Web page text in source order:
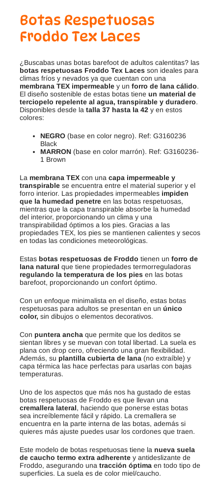
Botas Respetuosas
Froddo Tex Laces
¿Buscabas unas botas barefoot de adultos calentitas? las
botas respetuosas Froddo Tex Laces son ideales para
climas fríos y nevados ya que cuentan con una
membrana TEX impermeable y un forro de lana cálido.
El diseño sostenible de estas botas tiene un material de
terciopelo repelente al agua, transpirable y duradero.
Disponibles desde la talla 37 hasta la 42 y en estos
colores:
NEGRO (base en color negro). Ref: G3160236
Black
MARRON (base en color marrón). Ref: G3160236-
1 Brown
La membrana TEX con una capa impermeable y
transpirable se encuentra entre el material superior y el
forro interior. Las propiedades impermeables impiden
que la humedad penetre en las botas respetuosas,
mientras que la capa transpirable absorbe la humedad
del interior, proporcionando un clima y una
transpirabilidad óptimos a los pies. Gracias a las
propiedades TEX, los pies se mantienen calientes y secos
en todas las condiciones meteorológicas.
Estas botas respetuosas de Froddo tienen un forro de
lana natural que tiene propiedades termorreguladoras
regulando la temperatura de los pies en las botas
barefoot, proporcionando un confort óptimo.
Con un enfoque minimalista en el diseño, estas botas
respetuosas para adultos se presentan en un único
color, sin dibujos o elementos decorativos.
Con puntera ancha que permite que los deditos se
sientan libres y se muevan con total libertad. La suela es
plana con drop cero, ofreciendo una gran flexibilidad.
Además, su plantilla cubierta de lana (no extraíble) y
capa térmica las hace perfectas para usarlas con bajas
temperaturas.
Uno de los aspectos que más nos ha gustado de estas
botas respetuosas de Froddo es que llevan una
cremallera lateral, haciendo que ponerse estas botas
sea increíblemente fácil y rápido. La cremallera se
encuentra en la parte interna de las botas, además si
quieres más ajuste puedes usar los cordones que traen.
Este modelo de botas respetuosas tiene la nueva suela
de caucho termo extra adherente y antideslizante de
Froddo, asegurando una tracción óptima en todo tipo de
superficies. La suela es de color miel/caucho.